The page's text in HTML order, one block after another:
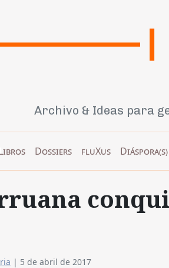
Archivo & Ideas para
Dossiers fluXus Diáspora(s)
| 5 de abril de 2017